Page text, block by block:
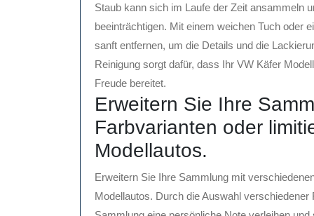
Staub kann sich im Laufe der Zeit ansammeln
beeinträchtigen. Mit einem weichen Tuch oder
sanft entfernen, um die Details und die
Reinigung sorgt dafür, dass Ihr VW Käfer
Freude bereitet.
Erweitern Sie Ihre
Farbvarianten oder
Modellautos.
Erweitern Sie Ihre Sammlung mit
Modellautos. Durch die Auswahl